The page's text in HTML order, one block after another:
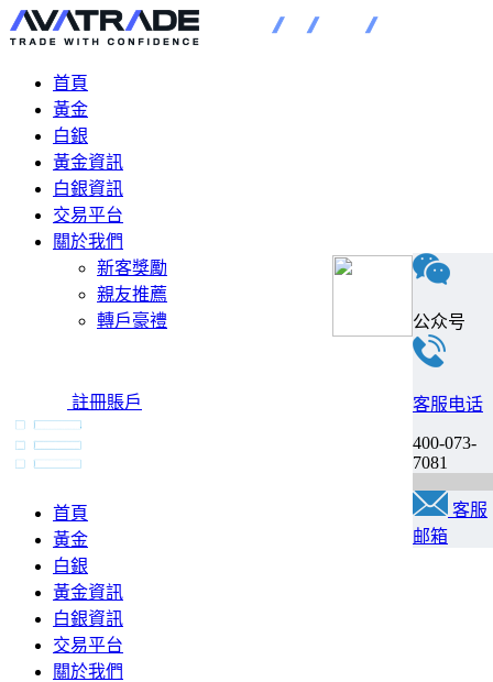
首頁
黃金
白銀
黃金資訊
白銀資訊
交易平台
關於我們
新客獎勵
親友推薦
轉戶豪禮
註冊賬戶
首頁
黃金
白銀
黃金資訊
白銀資訊
交易平台
關於我們
公众号
客服电话
400-073-
7081
客服
邮箱